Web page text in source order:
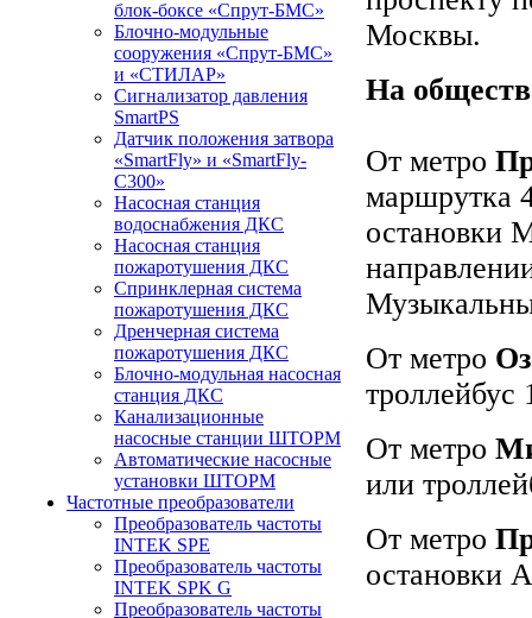
блок-боксе «Спрут-БМС»
Блочно-модульные
сооружения «Спрут-БМС»
и «СТИЛАР»
Сигнализатор давления
SmartPS
Датчик положения затвора
«SmartFly» и «SmartFly-
С300»
Насосная станция
водоснабжения ДКС
Насосная станция
пожаротушения ДКС
Спринклерная система
пожаротушения ДКС
Дренчерная система
пожаротушения ДКС
Блочно-модульная насосная
станция ДКС
Канализационные
насосные станции ШТОРМ
Автоматические насосные
установки ШТОРМ
Частотные преобразователи
Преобразователь частоты
INTEK SPE
Преобразователь частоты
INTEK SPK G
Преобразователь частоты
Москвы.
На
От метро
маршрутка
остановки
От метро
От метро
или
От метро
остановки